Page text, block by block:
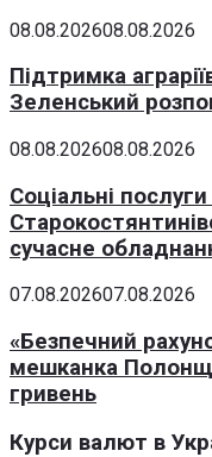
08.08.202608.08.2026
Підтримка
Зеленський
08.08.202608.08.2026
Соціальні
сучасне
07.08.202607.08.2026
«Безпечний
мешканка
гривень
Курси валют в